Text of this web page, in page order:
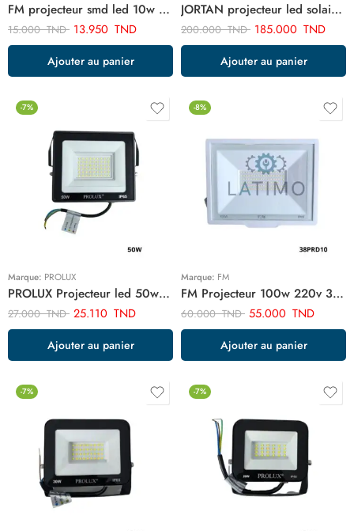
FM projecteur smd led 10w FMDL10W
15.000TND 13.950 TND
Ajouter au panier
JORTAN projecteur led solaire 400w ART02226
200.000TND 185.000 TND
Ajouter au panier
-7%
Marque: PROLUX
PROLUX Projecteur led 50w ART03405
27.000TND 25.110 TND
Ajouter au panier
-8%
Marque: FM
FM Projecteur 100w 220v 38PRD10
60.000TND 55.000 TND
Ajouter au panier
-7% -7%